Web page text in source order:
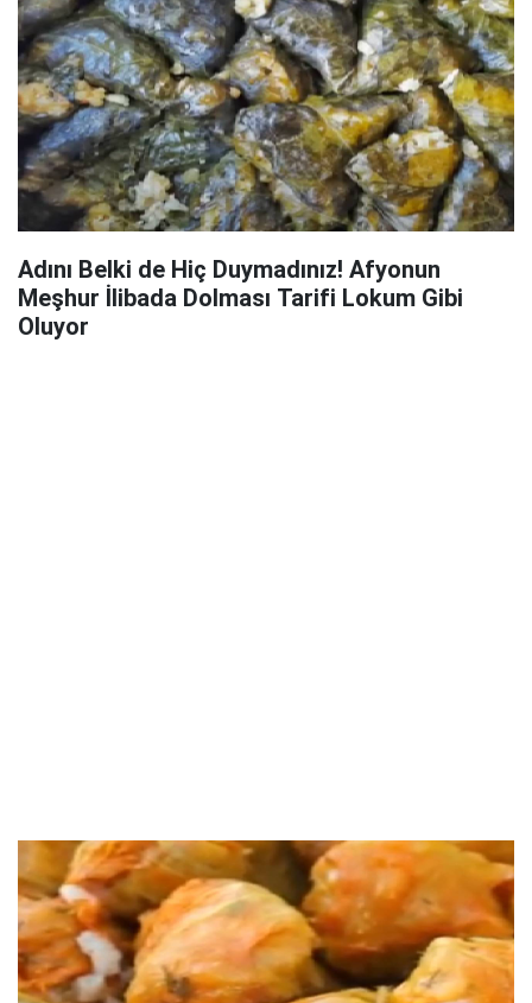
Adını Belki de Hiç Duymadınız! Afyonun
Meşhur İlibada Dolması Tarifi Lokum Gibi
Oluyor